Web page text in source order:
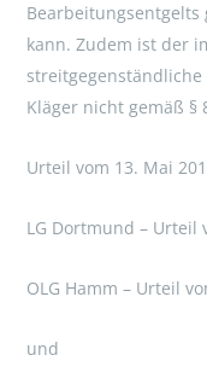
kann. Zudem ist der
Kläger nicht gemäß §
Urteil vom 13. Mai
LG Dortmund – Urteil
OLG Hamm – Urteil
und